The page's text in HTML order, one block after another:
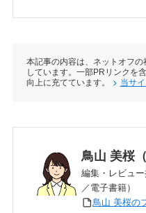
本記事の内容は、ネットオフ
しています。一部PRリンクを
向上に充てています。
当サ
鳥山 美桜
編集・レビュ
／電子書籍）
鳥山 美桜の